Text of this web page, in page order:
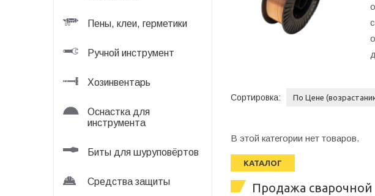
Пены, клеи, герметики
Ручной инструмент
Хозинвентарь
Оснастка для
инструмента
Биты для шуруповёртов
Средства защиты
Сортировка: По Цене
В этой категории нет товаров.
КАТАЛОГ
Продажа